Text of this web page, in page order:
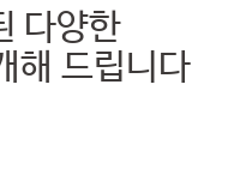
다양한
해 드립니다